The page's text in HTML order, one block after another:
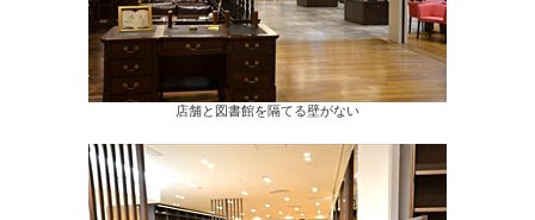
店舗と図書館を隔てる壁がない